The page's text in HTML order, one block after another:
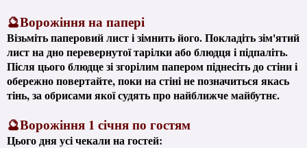
🔮Ворожіння на папері
Візьміть паперовий лист і зімнить його. Покладіть зім'ятий
лист на дно перевернутої тарілки або блюдця і підпаліть.
Після цього блюдце зі згорілим папером піднесіть до стіни і
обережно повертайте, поки на стіні не позначиться якась
тінь, за обрисами якої судять про найближче майбутнє.
🔮Ворожіння 1 січня по гостям
Цього дня усі чекали на гостей: